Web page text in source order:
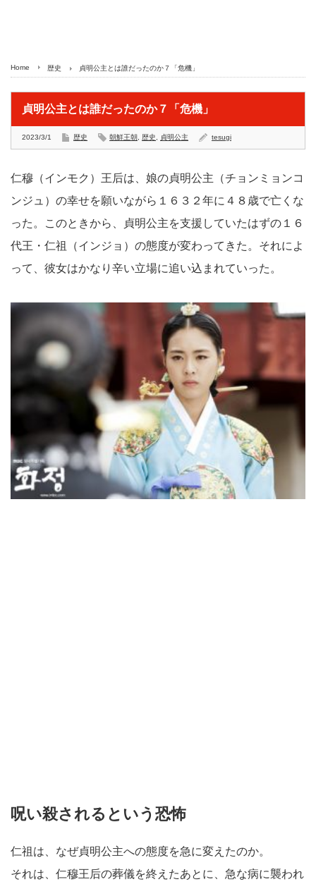
Home 歴史 貞明公主とは誰だったのか７「危機」
貞明公主とは誰だったのか７「危機」
2023/3/1 歴史 朝鮮王朝 歴史 貞明公主 tesugi
仁穆（インモク）王后は、娘の貞明公主（チョンミョンコ
ンジュ）の幸せを願いながら１６３２年に４８歳で亡くな
った。このときから、貞明公主を支援していたはずの１６
代王・仁祖（インジョ）の態度が変わってきた。それによ
って、彼女はかなり辛い立場に追い込まれていった。
呪い殺されるという恐怖
仁祖は、なぜ貞明公主への態度を急に変えたのか。
それは、仁穆王后の葬儀を終えたあとに、急な病に襲われ